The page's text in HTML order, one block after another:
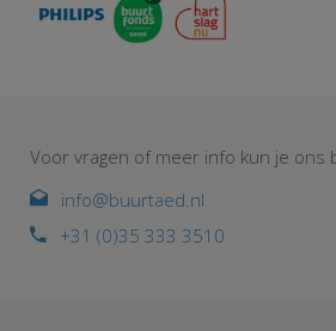
Voor vragen of meer info kun je ons
info@buurtaed.nl
+31 (0)35 333 3510